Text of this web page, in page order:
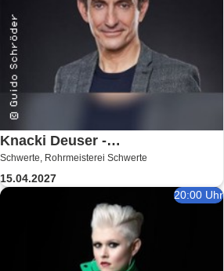
Knacki Deuser -
Humorintelligenz
Schwerte, Rohrmeisterei Schwerte
15.04.2027
20:00 Uhr